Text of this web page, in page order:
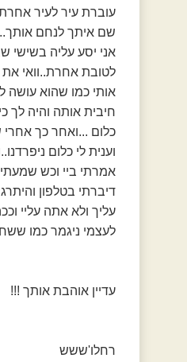
עוברת עיר לעיר אחרת
שם איתך לנחם
אני יסע עליה בשישי
לטובת אחרת..וואי את
אותי כמו שהוא עושה
חיבית אותה והיה לך
כלום ...ואחר כך אחרי
וענית לי כלום
אמרתי ביי וכש
דיברתי בטלפון
עליך ולא אתה עליי
לעצמי ניגמר כמו
עדיין אוהבת אותך !!!
רחלו'ששש